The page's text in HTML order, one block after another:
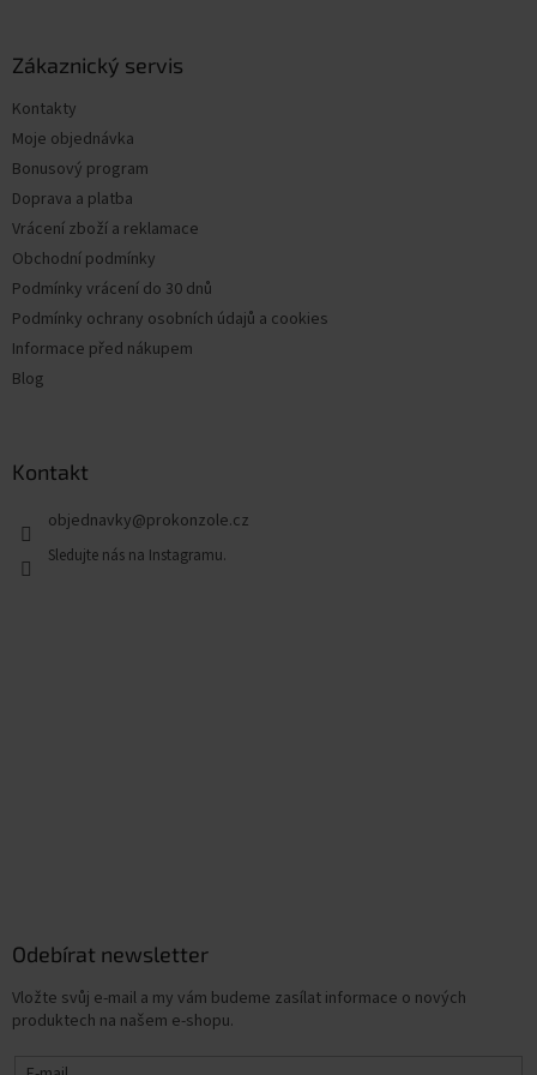
Zákaznický servis
Kontakty
Moje objednávka
Bonusový program
Doprava a platba
Vrácení zboží a reklamace
Obchodní podmínky
Podmínky vrácení do 30 dnů
Podmínky ochrany osobních údajů a cookies
Informace před nákupem
Blog
Kontakt
objednavky@prokonzole.cz
Odebírat newsletter
Vložte svůj e-mail a my vám budeme zasílat informace o nových
produktech na našem e-shopu.